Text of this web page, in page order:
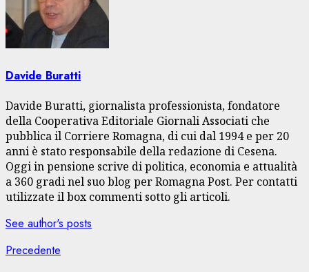
Davide Buratti
Davide Buratti, giornalista professionista, fondatore
della Cooperativa Editoriale Giornali Associati che
pubblica il Corriere Romagna, di cui dal 1994 e per 20
anni è stato responsabile della redazione di Cesena.
Oggi in pensione scrive di politica, economia e attualità
a 360 gradi nel suo blog per Romagna Post. Per contatti
utilizzate il box commenti sotto gli articoli.
See author's posts
Navigazione
Precedente